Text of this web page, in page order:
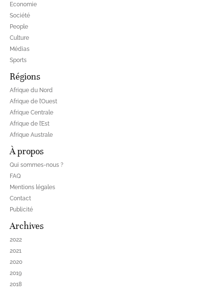
Economie
Société
People
Culture
Médias
Sports
Régions
Afrique du Nord
Afrique de l’Ouest
Afrique Centrale
Afrique de l’Est
Afrique Australe
À propos
Qui sommes-nous ?
FAQ
Mentions légales
Contact
Publicité
Archives
2022
2021
2020
2019
2018